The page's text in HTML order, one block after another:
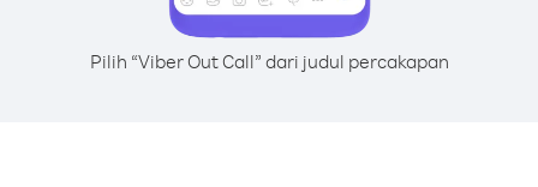
Pilih “Viber Out Call” dari judul percakapan